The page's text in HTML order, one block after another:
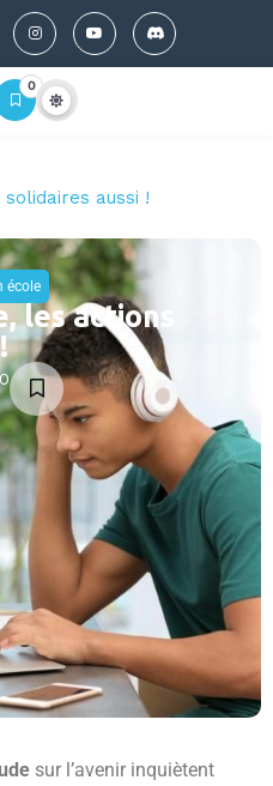
0
aussi !
école
les actions
sur l’avenir inquiètent